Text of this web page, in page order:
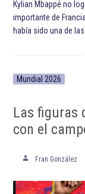
Kylian Mbappé no
importante de
había sido una de las…
Mundial 2026
Las figuras
con el
Fran González